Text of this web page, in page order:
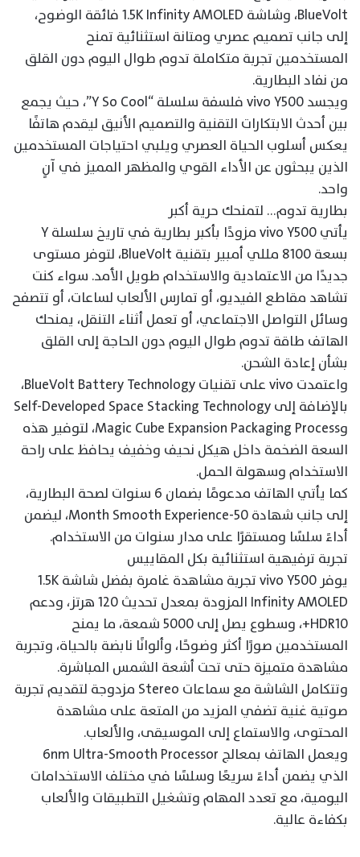
BlueVolt، وشاشة 1.5K Infinity AMOLED فائقة الوضوح،
إلى جانب تصميم عصري ومتانة استثنائية تمنح
المستخدمين تجربة متكاملة تدوم طوال اليوم دون القلق
من نفاد البطارية.
ويجسد vivo Y500 فلسفة سلسلة “Y So Cool”، حيث يجمع
بين أحدث الابتكارات التقنية والتصميم الأنيق ليقدم هاتفًا
يعكس أسلوب الحياة العصري ويلبي احتياجات المستخدمين
الذين يبحثون عن الأداء القوي والمظهر المميز في آنٍ
واحد.
بطارية تدوم… لتمنحك حرية أكبر
يأتي vivo Y500 مزودًا بأكبر بطارية في تاريخ سلسلة Y
بسعة 8100 مللي أمبير بتقنية BlueVolt، لتوفر مستوى
جديدًا من الاعتمادية والاستخدام طويل الأمد. سواء كنت
تشاهد مقاطع الفيديو، أو تمارس الألعاب لساعات، أو تتصفح
وسائل التواصل الاجتماعي، أو تعمل أثناء التنقل، يمنحك
الهاتف طاقة تدوم طوال اليوم دون الحاجة إلى القلق
بشأن إعادة الشحن.
واعتمدت vivo على تقنيات BlueVolt Battery Technology،
بالإضافة إلى Self-Developed Space Stacking Technology
وMagic Cube Expansion Packaging Process، لتوفير هذه
السعة الضخمة داخل هيكل نحيف وخفيف يحافظ على راحة
الاستخدام وسهولة الحمل.
كما يأتي الهاتف مدعومًا بضمان 6 سنوات لصحة البطارية،
إلى جانب شهادة 50-Month Smooth Experience، ليضمن
أداءً سلسًا ومستقرًا على مدار سنوات من الاستخدام.
تجربة ترفيهية استثنائية بكل المقاييس
يوفر vivo Y500 تجربة مشاهدة غامرة بفضل شاشة 1.5K
Infinity AMOLED المزودة بمعدل تحديث 120 هرتز، ودعم
HDR10+، وسطوع يصل إلى 5000 شمعة، ما يمنح
المستخدمين صورًا أكثر وضوحًا، وألوانًا نابضة بالحياة، وتجربة
مشاهدة متميزة حتى تحت أشعة الشمس المباشرة.
وتتكامل الشاشة مع سماعات Stereo مزدوجة لتقديم تجربة
صوتية غنية تضفي المزيد من المتعة على مشاهدة
المحتوى، والاستماع إلى الموسيقى، والألعاب.
ويعمل الهاتف بمعالج 6nm Ultra-Smooth Processor
الذي يضمن أداءً سريعًا وسلسًا في مختلف الاستخدامات
اليومية، مع تعدد المهام وتشغيل التطبيقات والألعاب
بكفاءة عالية.